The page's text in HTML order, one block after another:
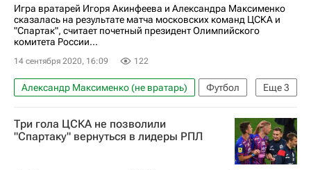
Игра вратарей Игоря Акинфеева и Александра Максименко
сказалась на результате матча московских команд ЦСКА и
"Спартак", считает почетный президент Олимпийского
комитета России...
14 сентября 2020, 16:09 122
Еще3
Александр Максименко (не вратарь)
Футбол
Игорь Акинфеев
Спартак Москва
ПФК ЦСКА
Три гола ЦСКА не позволили
"Спартаку" вернуться в лидеры РПЛ